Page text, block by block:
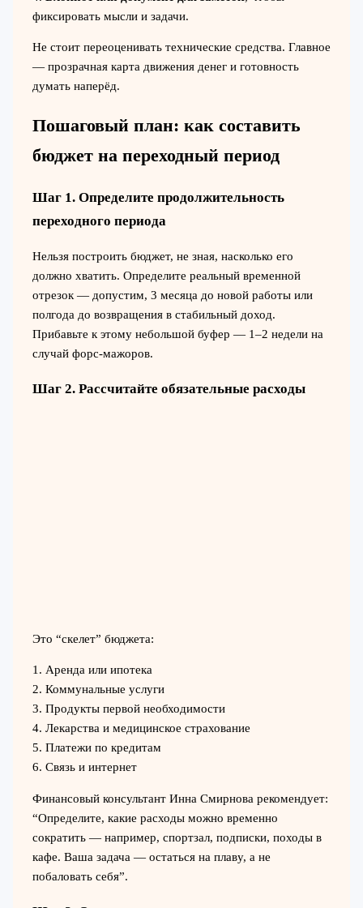
фиксировать мысли и задачи.
Не стоит переоценивать технические средства. Главное
— прозрачная карта движения денег и готовность
думать наперёд.
Пошаговый план: как составить
бюджет на переходный период
Шаг 1. Определите продолжительность
переходного периода
Нельзя построить бюджет, не зная, насколько его
должно хватить. Определите реальный временной
отрезок — допустим, 3 месяца до новой работы или
полгода до возвращения в стабильный доход.
Прибавьте к этому небольшой буфер — 1–2 недели на
случай форс-мажоров.
Шаг 2. Рассчитайте обязательные расходы
Это “скелет” бюджета:
1. Аренда или ипотека
2. Коммунальные услуги
3. Продукты первой необходимости
4. Лекарства и медицинское страхование
5. Платежи по кредитам
6. Связь и интернет
Финансовый консультант Инна Смирнова рекомендует:
“Определите, какие расходы можно временно
сократить — например, спортзал, подписки, походы в
кафе. Ваша задача — остаться на плаву, а не
побаловать себя”.